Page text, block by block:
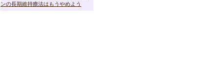
ンの長期維持療法はもうやめよう